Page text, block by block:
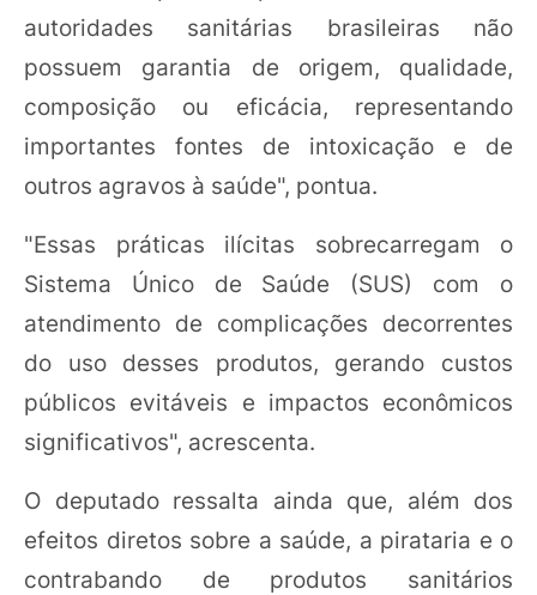
autoridades sanitárias brasileiras não
possuem garantia de origem, qualidade,
composição ou eficácia, representando
importantes fontes de intoxicação e de
outros agravos à saúde", pontua.
"Essas práticas ilícitas sobrecarregam o
Sistema Único de Saúde (SUS) com o
atendimento de complicações decorrentes
do uso desses produtos, gerando custos
públicos evitáveis e impactos econômicos
significativos", acrescenta.
O deputado ressalta ainda que, além dos
efeitos diretos sobre a saúde, a pirataria e o
contrabando de produtos sanitários